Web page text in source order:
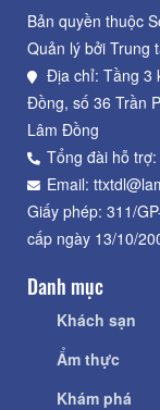
Bản quyền thuộc
Quản lý bởi Trung
Địa chỉ: Tầng 3
Đồng, số 36 Trần
Lâm Đồng
Tổng đài hỗ
Email:
Giấy phép: 311/
cấp ngày 13/10/
Danh mục
Khách sạn
Ẩm thực
Khám phá